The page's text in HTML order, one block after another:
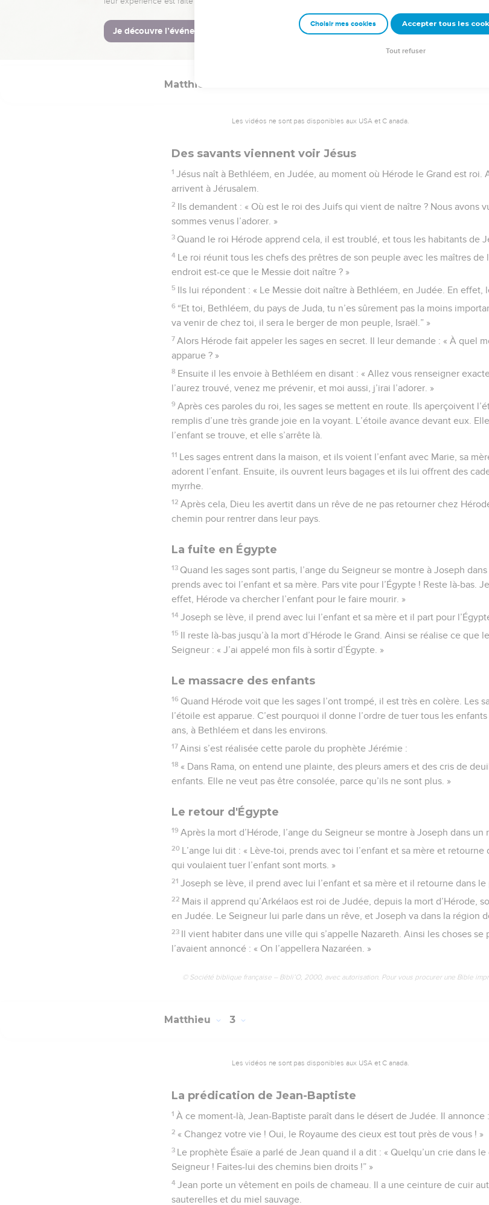
Jésus.
© Société biblique française – Bibli’O, 2000, avec autorisation. Pour vous procurer une Bible
Matthieu
Les vidéos ne sont pas disponibles aux USA et C anada.
Des savants viennent voir Jésus
1 Jésus naît à Bethléem, en Judée, au moment où Hérode le Grand est roi.
arrivent à Jérusalem.
2 Ils demandent : « Où est le roi des Juifs qui vient de naître ? Nous avons
sommes venus l’adorer. »
3 Quand le roi Hérode apprend cela, il est troublé, et tous les habitants de
4 Le roi réunit tous les chefs des prêtres de son peuple avec les maîtres de
endroit est-ce que le Messie doit naître ? »
5 Ils lui répondent : « Le Messie doit naître à Bethléem, en Judée. En effet,
6 “Et toi, Bethléem, du pays de Juda, tu n’es sûrement pas la moins
va venir de chez toi, il sera le berger de mon peuple, Israël.” »
7 Alors Hérode fait appeler les sages en secret. Il leur demande : « À quel
apparue ? »
8 Ensuite il les envoie à Bethléem en disant : « Allez vous renseigner
l’aurez trouvé, venez me prévenir, et moi aussi, j’irai l’adorer. »
9 Après ces paroles du roi, les sages se mettent en route. Ils aperçoivent
remplis d’une très grande joie en la voyant. L’étoile avance devant eux.
l’enfant se trouve, et elle s’arrête là.
11 Les sages entrent dans la maison, et ils voient l’enfant avec Marie, sa
adorent l’enfant. Ensuite, ils ouvrent leurs bagages et ils lui offrent des
myrrhe.
12 Après cela, Dieu les avertit dans un rêve de ne pas retourner chez
chemin pour rentrer dans leur pays.
La fuite en Égypte
13 Quand les sages sont partis, l’ange du Seigneur se montre à Joseph
prends avec toi l’enfant et sa mère. Pars vite pour l’Égypte ! Reste là-bas.
effet, Hérode va chercher l’enfant pour le faire mourir. »
14 Joseph se lève, il prend avec lui l’enfant et sa mère et il part pour
15 Il reste là-bas jusqu’à la mort d’Hérode le Grand. Ainsi se réalise ce que
Seigneur : « J’ai appelé mon fils à sortir d’Égypte. »
Le massacre des enfants
16 Quand Hérode voit que les sages l’ont trompé, il est très en colère. Les
l’étoile est apparue. C’est pourquoi il donne l’ordre de tuer tous les
ans, à Bethléem et dans les environs.
17 Ainsi s’est réalisée cette parole du prophète Jérémie :
18 « Dans Rama, on entend une plainte, des pleurs amers et des cris de
enfants. Elle ne veut pas être consolée, parce qu’ils ne sont plus. »
Le retour d'Égypte
19 Après la mort d’Hérode, l’ange du Seigneur se montre à Joseph dans un
20 L’ange lui dit : « Lève-toi, prends avec toi l’enfant et sa mère et retourne
qui voulaient tuer l’enfant sont morts. »
21 Joseph se lève, il prend avec lui l’enfant et sa mère et il retourne dans le
22 Mais il apprend qu’Arkélaos est roi de Judée, depuis la mort d’Hérode,
en Judée. Le Seigneur lui parle dans un rêve, et Joseph va dans la région
23 Il vient habiter dans une ville qui s’appelle Nazareth. Ainsi les choses se
l’avaient annoncé : « On l’appellera Nazaréen. »
© Société biblique française – Bibli’O, 2000, avec autorisation. Pour vous procurer une Bible
Matthieu 3
Les vidéos ne sont pas disponibles aux USA et C anada.
La prédication de Jean-Baptiste
1 À ce moment-là, Jean-Baptiste paraît dans le désert de Judée. Il annonce :
2 « Changez votre vie ! Oui, le Royaume des cieux est tout près de vous ! »
3 Le prophète Ésaïe a parlé de Jean quand il a dit : « Quelqu’un crie dans
Seigneur ! Faites-lui des chemins bien droits !” »
4 Jean porte un vêtement en poils de chameau. Il a une ceinture de cuir
sauterelles et du miel sauvage.
Choisir mes cookies Accepter tous les
Tout refuser